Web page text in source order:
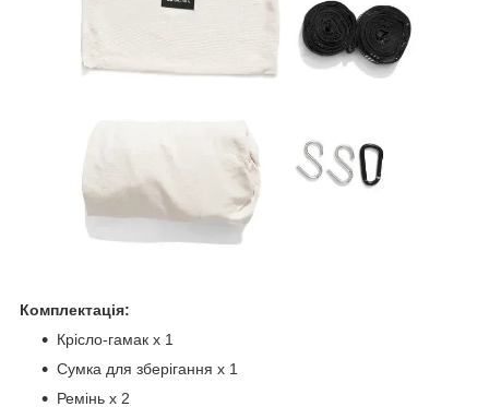
Комплектація:
Крісло-гамак х 1
Сумка для зберігання х 1
Ремінь х 2